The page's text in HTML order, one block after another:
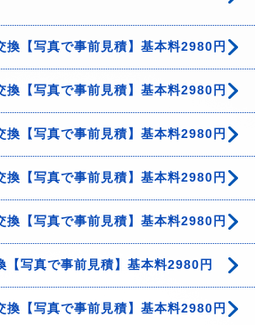
換【写真で事前見積】基本料2980円
換【写真で事前見積】基本料2980円
換【写真で事前見積】基本料2980円
換【写真で事前見積】基本料2980円
換【写真で事前見積】基本料2980円
【写真で事前見積】基本料2980円
換【写真で事前見積】基本料2980円